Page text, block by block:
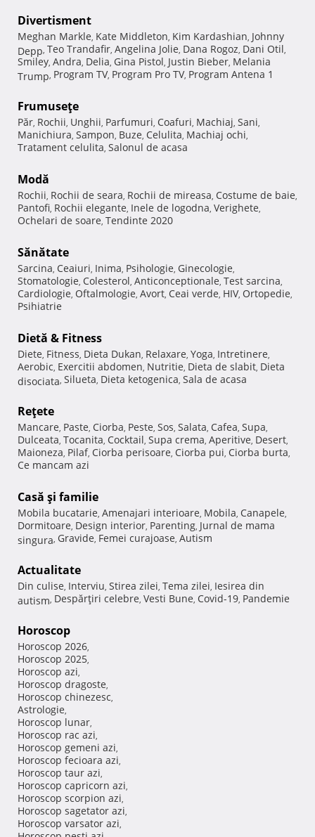
Divertisment
Meghan Markle, Kate Middleton, Kim Kardashian, Johnny
Depp, Teo Trandafir, Angelina Jolie, Dana Rogoz, Dani Otil,
Smiley, Andra, Delia, Gina Pistol, Justin Bieber, Melania
Trump, Program TV, Program Pro TV, Program Antena 1
Frumuseţe
Păr, Rochii, Unghii, Parfumuri, Coafuri, Machiaj, Sani,
Manichiura, Sampon, Buze, Celulita, Machiaj ochi,
Tratament celulita, Salonul de acasa
Modă
Rochii, Rochii de seara, Rochii de mireasa, Costume de baie,
Pantofi, Rochii elegante, Inele de logodna, Verighete,
Ochelari de soare, Tendinte 2020
Sănătate
Sarcina, Ceaiuri, Inima, Psihologie, Ginecologie,
Stomatologie, Colesterol, Anticonceptionale, Test sarcina,
Cardiologie, Oftalmologie, Avort, Ceai verde, HIV, Ortopedie,
Psihiatrie
Dietă & Fitness
Diete, Fitness, Dieta Dukan, Relaxare, Yoga, Intretinere,
Aerobic, Exercitii abdomen, Nutritie, Dieta de slabit, Dieta
disociata, Silueta, Dieta ketogenica, Sala de acasa
Reţete
Mancare, Paste, Ciorba, Peste, Sos, Salata, Cafea, Supa,
Dulceata, Tocanita, Cocktail, Supa crema, Aperitive, Desert,
Maioneza, Pilaf, Ciorba perisoare, Ciorba pui, Ciorba burta,
Ce mancam azi
Casă şi familie
Mobila bucatarie, Amenajari interioare, Mobila, Canapele,
Dormitoare, Design interior, Parenting, Jurnal de mama
singura, Gravide, Femei curajoase, Autism
Actualitate
Din culise, Interviu, Stirea zilei, Tema zilei, Iesirea din
autism, Despărţiri celebre, Vesti Bune, Covid-19, Pandemie
Horoscop
Horoscop 2026,
Horoscop 2025,
Horoscop azi,
Horoscop dragoste,
Horoscop chinezesc,
Astrologie,
Horoscop lunar,
Horoscop rac azi,
Horoscop gemeni azi,
Horoscop fecioara azi,
Horoscop taur azi,
Horoscop capricorn azi,
Horoscop scorpion azi,
Horoscop sagetator azi,
Horoscop varsator azi,